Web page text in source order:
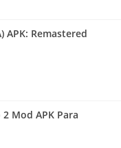
APK: Remastered
Mod APK Para